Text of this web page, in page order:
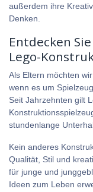
außerdem ihre
Denken.
Entdecken
Lego-
Als Eltern möchten
wenn es um
Seit Jahrzehnten gilt
stundenlange
Kein anderes
Qualität, Stil und
für junge und
Ideen zum Leben